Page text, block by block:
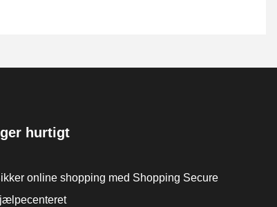
hurtigt
online shopping med Shopping Secure